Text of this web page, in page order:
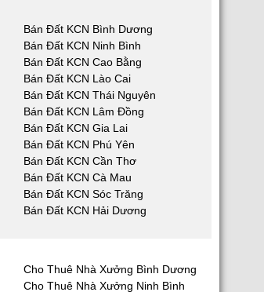
Bán Đất KCN Bình Dương
Bán Đất KCN Ninh Bình
Bán Đất KCN Cao Bằng
Bán Đất KCN Lào Cai
Bán Đất KCN Thái Nguyên
Bán Đất KCN Lâm Đồng
Bán Đất KCN Gia Lai
Bán Đất KCN Phú Yên
Bán Đất KCN Cần Thơ
Bán Đất KCN Cà Mau
Bán Đất KCN Sóc Trăng
Bán Đất KCN Hải Dương
Cho Thuê Nhà Xưởng Bình Dương
Cho Thuê Nhà Xưởng Ninh Bình